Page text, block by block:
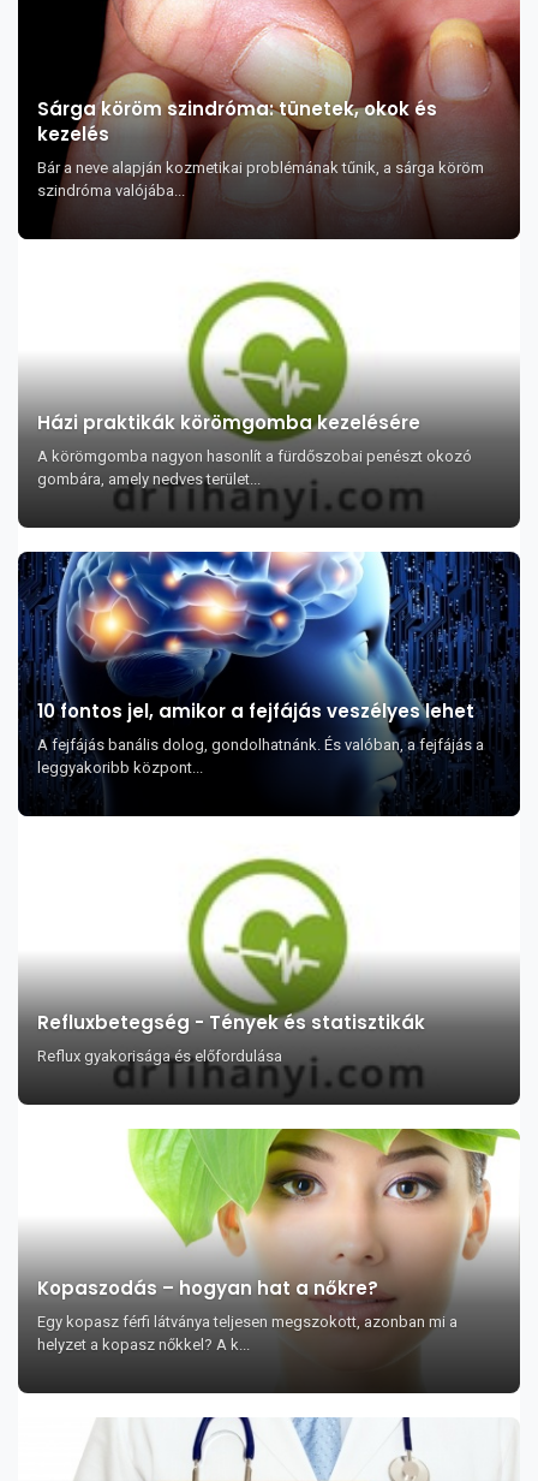
Sárga köröm szindróma: tünetek, okok és
kezelés
Bár a neve alapján kozmetikai problémának tűnik, a sárga köröm
szindróma valójába...
Házi praktikák körömgomba kezelésére
A körömgomba nagyon hasonlít a fürdőszobai penészt okozó
gombára, amely nedves terület...
10 fontos jel, amikor a fejfájás veszélyes lehet
A fejfájás banális dolog, gondolhatnánk. És valóban, a fejfájás a
leggyakoribb központ...
Refluxbetegség - Tények és statisztikák
Reflux gyakorisága és előfordulása
Kopaszodás – hogyan hat a nőkre?
Egy kopasz férfi látványa teljesen megszokott, azonban mi a
helyzet a kopasz nőkkel? A k...